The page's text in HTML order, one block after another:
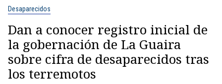
Desaparecidos
Dan a conocer registro inicial de
la gobernación de La Guaira
sobre cifra de desaparecidos tras
los terremotos